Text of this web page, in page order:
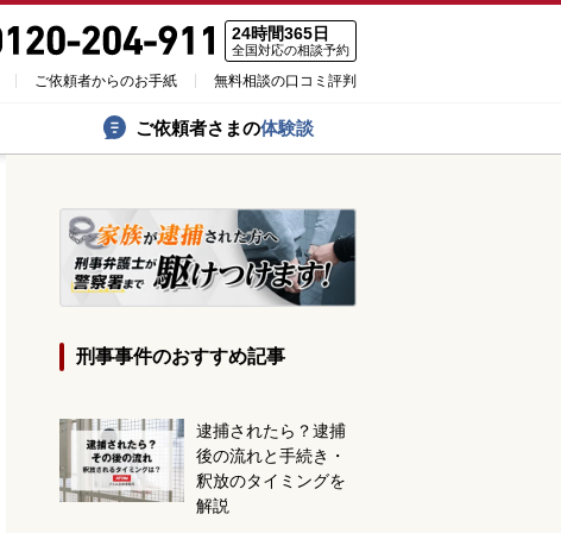
24時間365日
全国対応の相談予約
ご依頼者からのお手紙 無料相談の口コミ評判
ご依頼者さまの体験談
刑事事件のおすすめ記事
逮捕されたら？逮捕
後の流れと手続き・
釈放のタイミングを
解説